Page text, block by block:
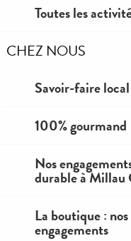
Toutes les
CHEZ NOUS
Savoir-faire local
100% gourmand
Nos
durable à Millau
La boutique :
engagements